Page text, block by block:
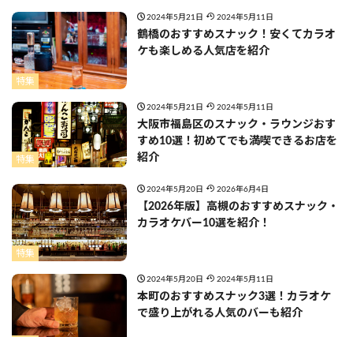
特集
2024年5月21日 2024年5月11日
鶴橋のおすすめスナック！安くてカラオ
ケも楽しめる人気店を紹介
特集
2024年5月21日 2024年5月11日
大阪市福島区のスナック・ラウンジおす
すめ10選！初めてでも満喫できるお店を
紹介
特集
2024年5月20日 2026年6月4日
【2026年版】高槻のおすすめスナック・
カラオケバー10選を紹介！
2024年5月20日 2024年5月11日
本町のおすすめスナック3選！カラオケ
で盛り上がれる人気のバーも紹介